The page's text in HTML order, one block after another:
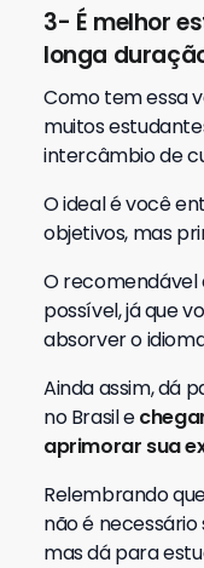
3- É melhor
longa
Como tem essa
muitos
intercâmbio de
O ideal é você
objetivos, mas
O
possível, já que
absorver o
Ainda assim, dá
no Brasil e
aprimorar sua
Relembrando
não é
mas dá para